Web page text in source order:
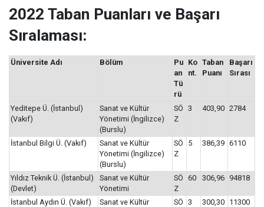
2022 Taban Puanları ve Başarı
Sıralaması:
Üniversite Adı Bölüm
Pu
an
Tü
rü
Ko
nt.
Taban
Puanı
Başarı
Sırası
Yeditepe Ü. (İstanbul)
(Vakıf)
Sanat ve Kültür
Yönetimi (İngilizce)
(Burslu)
SÖ
Z
3 403,90 2784
İstanbul Bilgi Ü. (Vakıf)
Sanat ve Kültür
Yönetimi (İngilizce)
(Burslu)
SÖ
Z
5 386,39 6110
Yıldız Teknik Ü. (İstanbul)
(Devlet)
Sanat ve Kültür
Yönetimi
SÖ
Z
60 306,96 94818
İstanbul Aydın Ü. (Vakıf)
Sanat ve Kültür
SÖ 3 300,30 11300